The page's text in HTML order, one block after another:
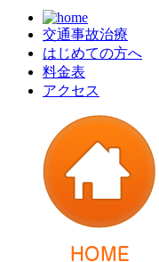
交通事故治療
はじめての方へ
料金表
アクセス